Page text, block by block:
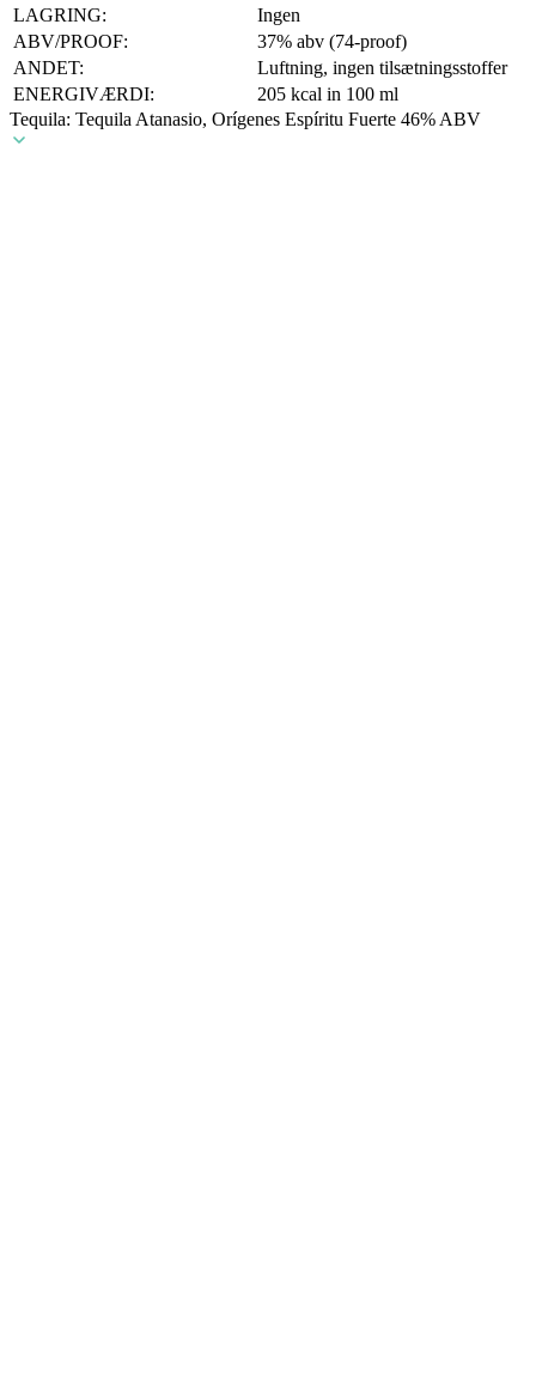
LAGRING:
Ingen
ABV/PROOF:
37% abv (74-proof)
ANDET:
Luftning, ingen tilsætningsstoffer
ENERGIVÆRDI:
205 kcal in 100 ml
Tequila: Tequila Atanasio, Orígenes Espíritu Fuerte 46% ABV